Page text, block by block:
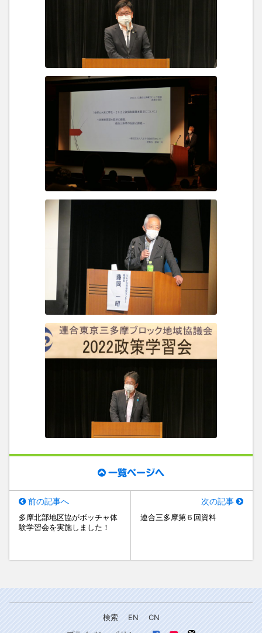
一覧ページへ
前の記事へ
多摩北部地区協がボッチャ体
験学習会を実施しました！
次の記事
連合三多摩第６回資料
検索 EN
CN